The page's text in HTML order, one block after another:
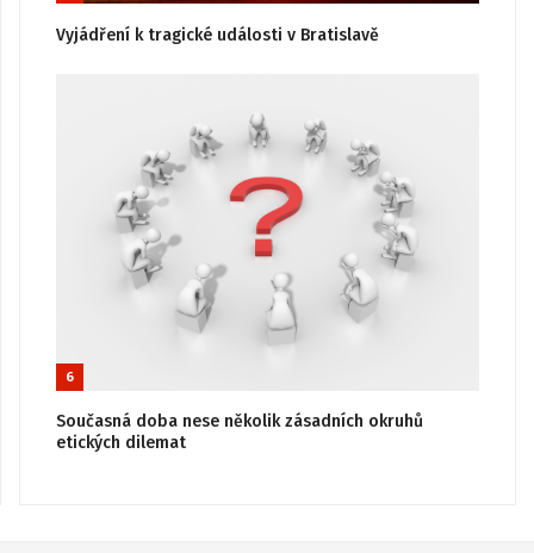
Vyjádření k tragické události v Bratislavě
6
Současná doba nese několik zásadních okruhů
etických dilemat